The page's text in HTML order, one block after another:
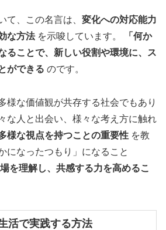
て、この名言は、 変化への対応能力
な方法を示唆しています。
「何か
ることで、新しい役割や環境に、ス
ができる のです。
様な価値観が共存する社会でもあり
な人と出会い、様々な考え方に触れ
様な視点を持つことの重要性 を教
になったつもり」になること
を理解し、共感する力を高めるこ
活で実践する方法